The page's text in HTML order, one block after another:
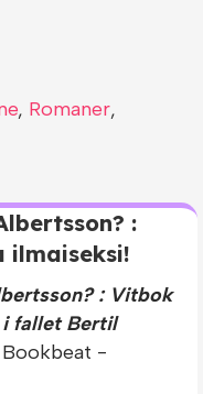
:
ilmaiseksi!
: Vitbok
i fallet Bertil
Bookbeat -
, Romaner,